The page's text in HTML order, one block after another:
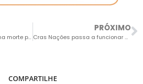
Salto confirma mais uma morte por dengue e chega a 9 óbitos em 2025
PRÓXIMO
Cras Nações passa a funcionar em novo endereço
COMPARTILHE